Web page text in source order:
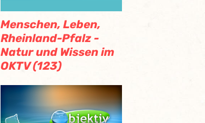
Menschen, Leben,
Rheinland-Pfalz -
Natur und Wissen im
OKTV (123)